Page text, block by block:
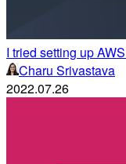
I tried setting up
Charu Srivastava
2022.07.26